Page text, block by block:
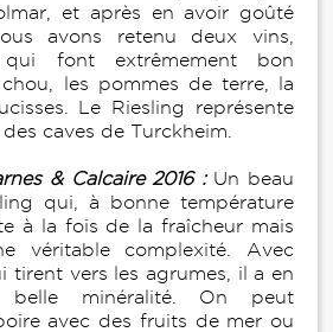
et après en avoir goûté
avons retenu deux vins,
qui font extrêmement bon
les pommes de terre, la
Le Riesling représente
caves de Turckheim.
& Calcaire 2016 :Un beau
qui, à bonne température
à la fois de la fraîcheur mais
véritable complexité. Avec
tirent vers les agrumes, il a en
belle minéralité. On peut
avec des fruits de mer ou